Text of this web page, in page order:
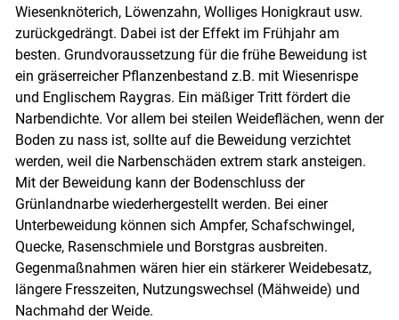
Wiesenknöterich, Löwenzahn, Wolliges Honigkraut usw.
zurückgedrängt. Dabei ist der Effekt im Frühjahr am
besten. Grundvoraussetzung für die frühe Beweidung ist
ein gräserreicher Pflanzenbestand z.B. mit Wiesenrispe
und Englischem Raygras. Ein mäßiger Tritt fördert die
Narbendichte. Vor allem bei steilen Weideflächen, wenn der
Boden zu nass ist, sollte auf die Beweidung verzichtet
werden, weil die Narbenschäden extrem stark ansteigen.
Mit der Beweidung kann der Bodenschluss der
Grünlandnarbe wiederhergestellt werden. Bei einer
Unterbeweidung können sich Ampfer, Schafschwingel,
Quecke, Rasenschmiele und Borstgras ausbreiten.
Gegenmaßnahmen wären hier ein stärkerer Weidebesatz,
längere Fresszeiten, Nutzungswechsel (Mähweide) und
Nachmahd der Weide.